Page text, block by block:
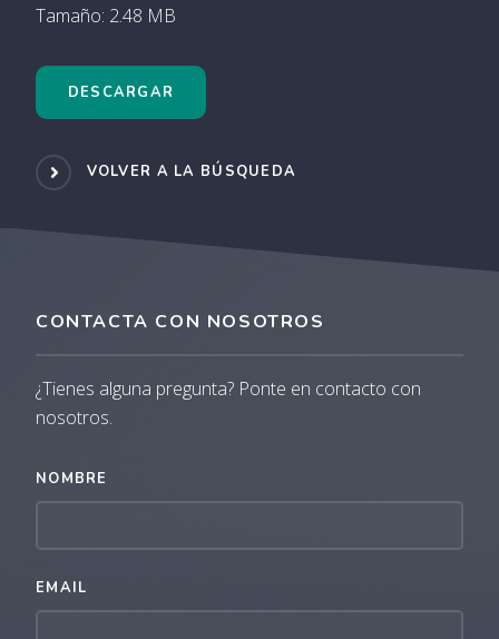
Tamaño: 2.48 MB
DESCARGAR
VOLVER A LA BÚSQUEDA
CONTACTA CON NOSOTROS
¿Tienes alguna pregunta? Ponte en contacto con
nosotros.
NOMBRE
EMAIL